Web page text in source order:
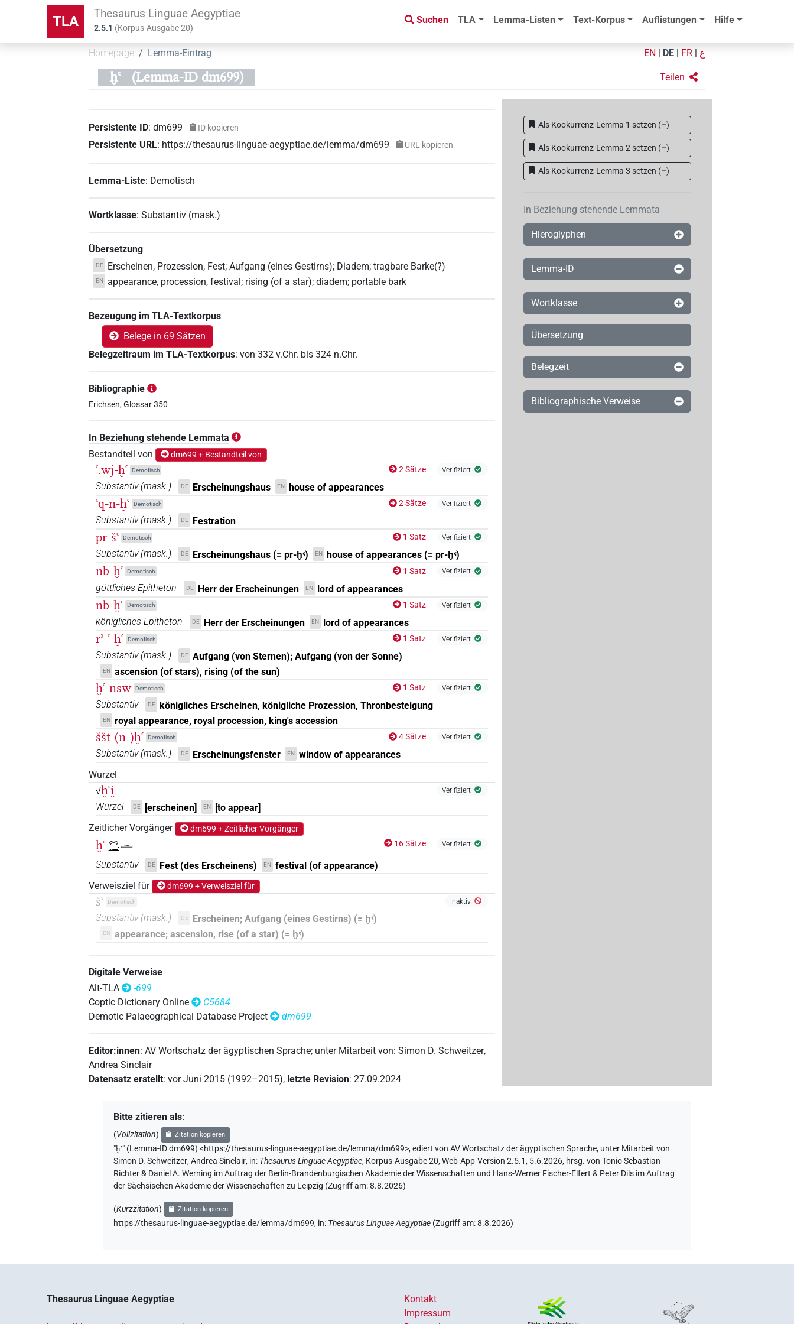
TLA Thesaurus Linguae Aegyptiae
2.5.1 (Korpus-Ausgabe20)
Suchen TLA Lemma-Listen Text-Korpus Auflistungen Hilfe
Homepage Lemma-Eintrag EN DE FR ع
ḫꜥ (Lemma-ID dm699) Teilen
Persistente ID:dm699 ID kopieren
Persistente URL: https://thesaurus-linguae-aegyptiae.de/lemma/dm699 URL kopieren
Lemma-Liste: Demotisch
Wortklasse:Substantiv (mask.)
Übersetzung
DE Erscheinen, Prozession, Fest; Aufgang (eines Gestirns); Diadem; tragbare Barke(?)
EN appearance, procession, festival; rising (of a star); diadem; portable bark
Bezeugung im TLA-Textkorpus
Belege in 69 Sätzen
Belegzeitraum im TLA-Textkorpus:von 332 v.Chr. bis 324 n.Chr.
Bibliographie
Erichsen, Glossar 350
In Beziehung stehende Lemmata
Bestandteil von
dm699 + Bestandteil von
ꜥ.wj-ḫꜥ Demotisch 2 Sätze Verifiziert
Substantiv (mask.) DE Erscheinungshaus EN house of appearances
ꜥq-n-ḫꜥ Demotisch 2 Sätze Verifiziert
Substantiv (mask.) DE Festration
pr-šꜥ Demotisch 1 Satz Verifiziert
Substantiv (mask.) DE Erscheinungshaus (= pr-ḫꜥ) EN house of appearances (= pr-ḫꜥ)
nb-ḫꜥ Demotisch 1 Satz Verifiziert
göttliches Epitheton DE Herr der Erscheinungen EN lord of appearances
nb-ḫꜥ Demotisch 1 Satz Verifiziert
königliches Epitheton DE Herr der Erscheinungen EN lord of appearances
rʾ-ꜥ-ḫꜥ Demotisch 1 Satz Verifiziert
Substantiv (mask.) DE Aufgang (von Sternen); Aufgang (von der Sonne)
EN ascension (of stars), rising (of the sun)
ḫꜥ-nsw Demotisch 1 Satz Verifiziert
Substantiv DE königliches Erscheinen, königliche Prozession, Thronbesteigung
EN royal appearance, royal procession, king's accession
ššt-(n-)ḫꜥ Demotisch 4 Sätze Verifiziert
Substantiv (mask.) DE Erscheinungsfenster EN window of appearances
Wurzel
√ḫꜥi̯ Verifiziert
Wurzel DE [erscheinen] EN
[to appear]
Zeitlicher Vorgänger
dm699 + Zeitlicher Vorgänger
ḫꜥ𓈍𓂝𓏛 16 Sätze Verifiziert
Substantiv DE Fest (des Erscheinens) EN festival (of appearance)
Verweisziel für
dm699 + Verweisziel für
šꜥ Demotisch Inaktiv
Substantiv (mask. ) DE Erscheinen; Aufgang (eines Gestirns) (= ḫꜥ)
EN appearance; ascension, rise (of a star) (= ḫꜥ)
Digitale Verweise
Alt-TLA
-699
Coptic Dictionary Online
C5684
Demotic Palaeographical Database Project
dm699
Editor:innen:AV Wortschatz der ägyptischen Sprache; unter Mitarbeit von:Simon D. Schweitzer,
Andrea Sinclair
Datensatz erstellt:vor Juni 2015 (1992–2015), letzte Revision:27.09.2024
Als Kookurrenz-Lemma 1 setzen (–)
Als Kookurrenz-Lemma 2 setzen (–)
Als Kookurrenz-Lemma 3 setzen (–)
In Beziehung stehende Lemmata
Hieroglyphen
Lemma-ID
Wortklasse
Übersetzung
Belegzeit
Bibliographische Verweise
Bitte zitieren als:
(Vollzitation) Zitation kopieren
"ḫꜥ" (Lemma-ID dm699) <https://thesaurus-linguae-aegyptiae.de/lemma/dm699>,ediert von AV Wortschatz der ägyptischen Sprache, unter Mitarbeit von
Simon D. Schweitzer,Andrea Sinclair, in: Thesaurus Linguae Aegyptiae, Korpus-Ausgabe 20, Web-App-Version 2.5.1, 5.6.2026, hrsg. von Tonio Sebastian
Richter & Daniel A. Werning im Auftrag der Berlin-Brandenburgischen Akademie der Wissenschaften und Hans-Werner Fischer-Elfert & Peter Dils im Auftrag
der Sächsischen Akademie der Wissenschaften zu Leipzig (Zugriff am:8.8.2026)
(Kurzzitation) Zitation kopieren
https://thesaurus-linguae-aegyptiae.de/lemma/dm699, in: Thesaurus Linguae Aegyptiae (Zugriff am:8.8.2026)
Thesaurus Linguae Aegyptiae
Kontakt
Impressum